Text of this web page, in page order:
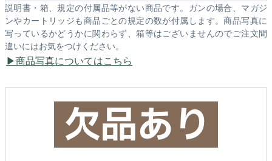
説明書・箱、規定の付属品等がない商品です。ガンの場合、マガジ
ンやカートリッジも商品ごとの規定の数が付属します。商品写真に
写っているかどうかに関わらず、箱等はございませんのでご注文間
違いにはお気をつけください。
商品写真についてはこちら